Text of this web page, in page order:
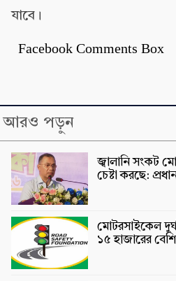
যাবে।
Facebook Comments Box
আরও পড়ুন
জ্বালানি সংকট
চেষ্টা করছে:
মোটরসাইকেল
১৫ হাজারের বেশি